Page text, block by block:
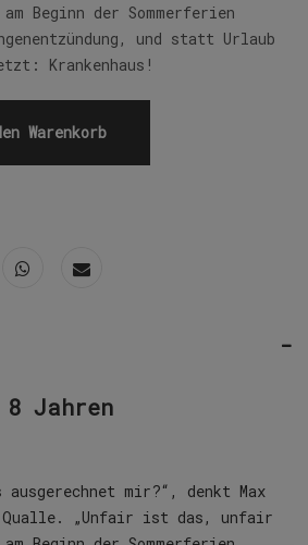
Beginn der Sommerferien
und statt Urlaub
Krankenhaus!
Warenkorb
8 Jahren
ausgerechnet mir?“, denkt Max
Qualle. „Unfair ist das, unfair